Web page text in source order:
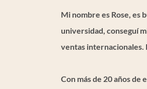
Mi nombre es Rose, es
universidad, conseguí
ventas internacionales.
Con más de 20 años